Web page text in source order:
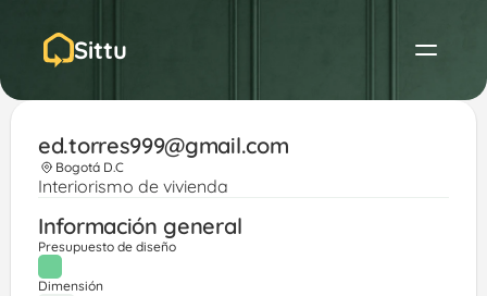
Sittu
ed.torres999@gmail.com
Bogotá D.C
Interiorismo de vivienda
Información general
Presupuesto de diseño
Dimensión